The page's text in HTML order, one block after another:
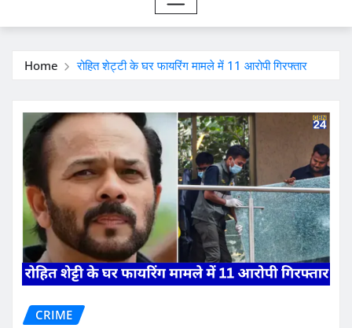
Home रोहित शेट्टी के घर फायरिंग मामले में 11 आरोपी गिरफ्तार
CRIME